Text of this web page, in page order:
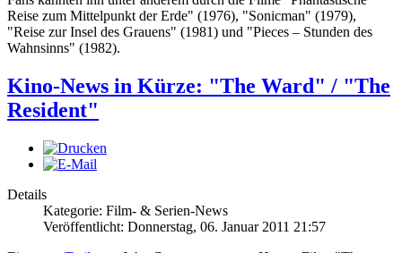
Reise zum Mittelpunkt der Erde" (1976), "Sonicman" (1979),
"Reise zur Insel des Grauens" (1981) und "Pieces – Stunden des
Wahnsinns" (1982).
Kino-News in Kürze: "The Ward" / "The
Resident"
Details
Kategorie: Film- & Serien-News
Veröffentlicht: Donnerstag, 06. Januar 2011 21:57